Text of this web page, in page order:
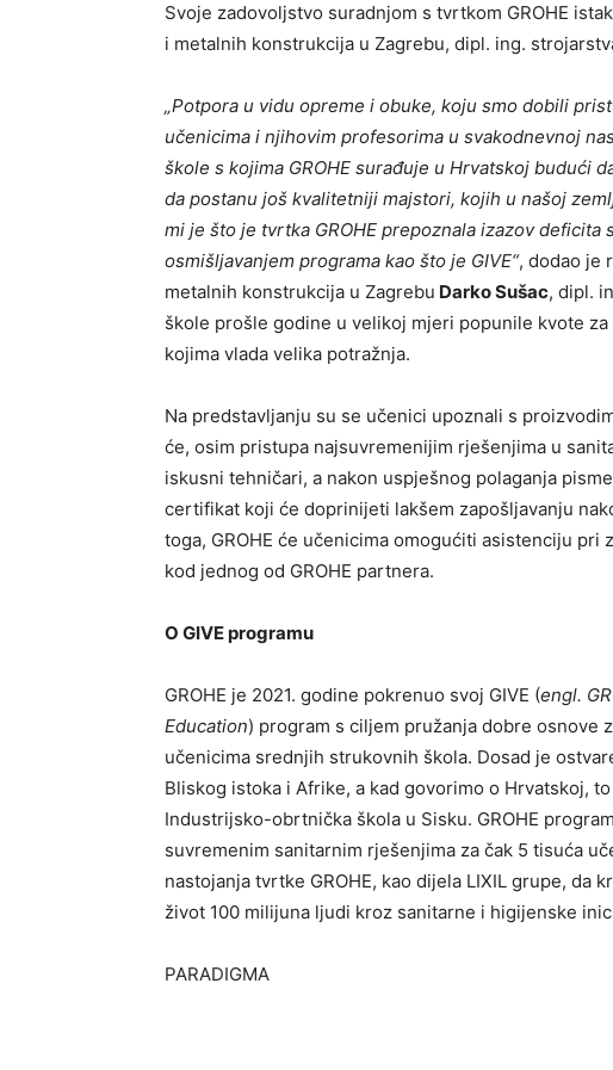
Svoje zadovoljstvo suradnjom s tvrtkom GROHE
i metalnih konstrukcija u Zagrebu, dipl. ing.
„Potpora u vidu opreme i obuke, koju smo dobili
učenicima i njihovim profesorima u svakodnevnoj
škole s kojima GROHE surađuje u Hrvatskoj budući
da postanu još kvalitetniji majstori, kojih u našoj
mi je što je tvrtka GROHE prepoznala izazov
osmišljavanjem programa kao što je GIVE“, dodao je
metalnih konstrukcija u Zagrebu Darko Sušac, dipl.
škole prošle godine u velikoj mjeri popunile kvote
kojima vlada velika potražnja.
Na predstavljanju su se učenici upoznali s
će, osim pristupa najsuvremenijim rješenjima u
iskusni tehničari, a nakon uspješnog polaganja
certifikat koji će doprinijeti lakšem zapošljavanju
toga, GROHE će učenicima omogućiti asistenciju
kod jednog od GROHE partnera.
O GIVE programu
GROHE je 2021. godine pokrenuo svoj GIVE (engl.
Education) program s ciljem pružanja dobre osnove
učenicima srednjih strukovnih škola. Dosad je
Bliskog istoka i Afrike, a kad govorimo o Hrvatskoj,
Industrijsko-obrtnička škola u Sisku. GROHE
suvremenim sanitarnim rješenjima za čak 5 tisuća
nastojanja tvrtke GROHE, kao dijela LIXIL grupe,
život 100 milijuna ljudi kroz sanitarne i higijenske
PARADIGMA